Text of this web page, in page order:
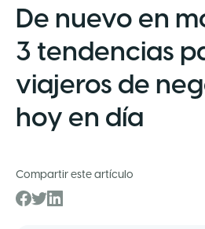
De nuevo en
3 tendencias
viajeros de
hoy en día
Compartir este artículo